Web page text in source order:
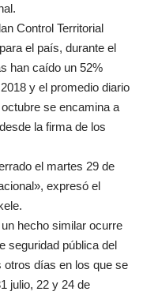
Control Territorial
el país, durante el
han caído un 52%
y el promedio diario
se encamina a
la firma de los
el martes 29 de
expresó el
hecho similar ocurre
seguridad pública del
otros días en los que se
julio, 22 y 24 de